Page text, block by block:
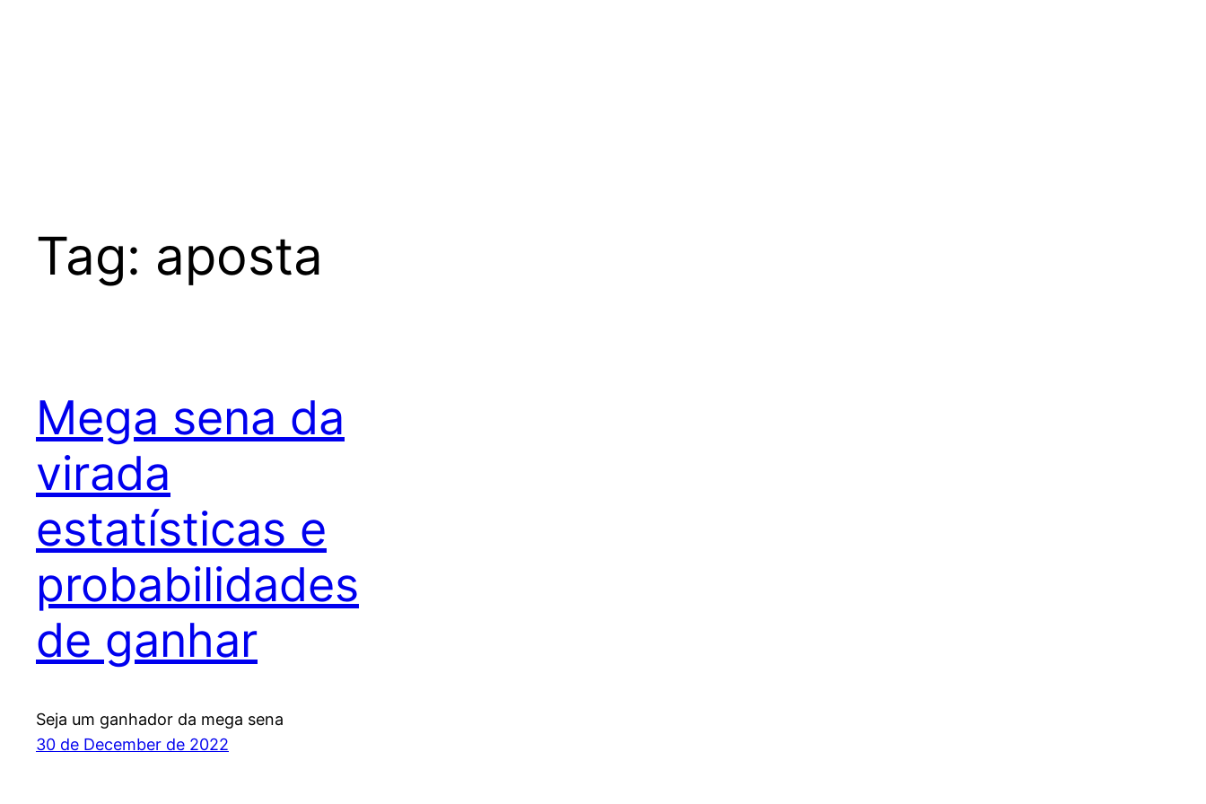
Tag: aposta
Mega sena da
virada
estatísticas e
probabilidades
de ganhar
Seja um ganhador da mega sena
30 de December de 2022